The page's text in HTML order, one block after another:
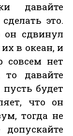
давайте
это.
он сдвинул
в океан, и
совсем нет
то давайте
будет
что он
тогда не